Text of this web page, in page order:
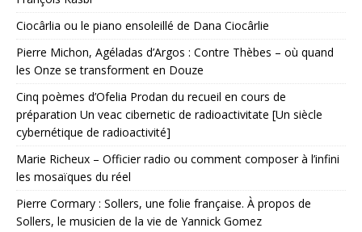
Ciocârlia ou le piano ensoleillé de Dana Ciocârlie
Pierre Michon, Agéladas d’Argos : Contre Thèbes – où quand
les Onze se transforment en Douze
Cinq poèmes d’Ofelia Prodan du recueil en cours de
préparation Un veac cibernetic de radioactivitate [Un siècle
cybernétique de radioactivité]
Marie Richeux – Officier radio ou comment composer à l’infini
les mosaïques du réel
Pierre Cormary : Sollers, une folie française. À propos de
Sollers, le musicien de la vie de Yannick Gomez